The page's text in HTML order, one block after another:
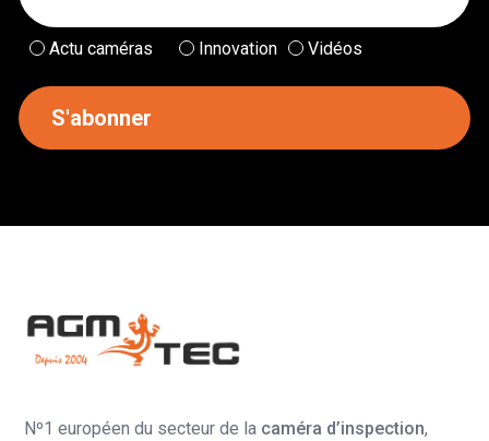
Actu caméras Innovation Vidéos
S'abonner
Nº1 européen du secteur de la caméra d’inspection,